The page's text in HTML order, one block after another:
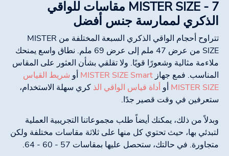
MISTER SIZE - 7 مقاسات للواقي
الذكري لممارسة جنس أفضل
تتراوح أحجام الواقي الذكري السبعة المختلفة من MISTER
SIZE من عرض 47 ملم إلى عرض 69 ملم. نطاق واسع يمنحك
ملاءمة مثالية وشعورًا قويًا. ولا تقلقي بشأن العثور على المقاس
المناسب. فمع جهاز MISTER SIZE Smart أو شريط القياس
MISTER SIZE أو أداة قياس الواقي الذ كري سهلة الاستخدام،
ستعرفين في وقت قصير جدًا.
وبدلاً من ذلك، يمكنك أيضاً طلب مجموعاتنا التجريبية العملية
لتبدئي بها، حيث تحتوي كل منها على ثلاثة مقاسات مختلفة ولكن
متجاورة. في حالتك، ستحصل عليها بمقاسات 57 - 60 - 64.